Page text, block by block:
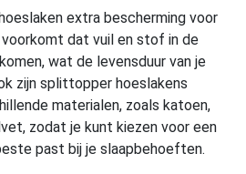
extra bescherming voor
dat vuil en stof in de
wat de levensduur van je
zijn splittopper hoeslakens
materialen, zoals katoen,
zodat je kunt kiezen voor een
past bij je slaapbehoeften.